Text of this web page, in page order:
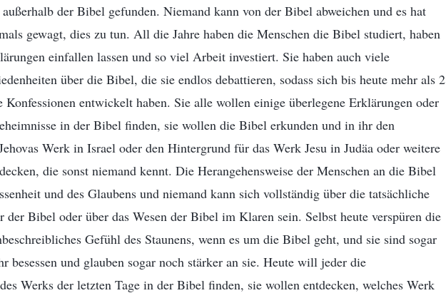
der Bibel gefunden. Niemand kann von der Bibel abweichen und es hat
gewagt, dies zu tun. All die Jahre haben die Menschen die Bibel studiert, haben
einfallen lassen und so viel Arbeit investiert. Sie haben auch viele
über die Bibel, die sie endlos debattieren, sodass sich bis heute mehr als 2
Konfessionen entwickelt haben. Sie alle wollen einige überlegene Erklärungen oder
in der Bibel finden, sie wollen die Bibel erkunden und in ihr den
Werk in Israel oder den Hintergrund für das Werk Jesu in Judäa oder weitere
die sonst niemand kennt. Die Herangehensweise der Menschen an die Bibel
und des Glaubens und niemand kann sich vollständig über die tatsächliche
der Bibel oder über das Wesen der Bibel im Klaren sein. Selbst heute verspüren die
Gefühl des Staunens, wenn es um die Bibel geht, und sie sind sogar
besessen und glauben sogar noch stärker an sie. Heute will jeder die
Werks der letzten Tage in der Bibel finden, sie wollen entdecken, welches Werk